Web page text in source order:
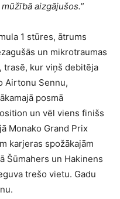
aizgājušos.”
1 stūres, ātrums
un mikrotraumas
trasē, kur viņš debitēja
Airtonu Sennu,
posmā
un vēl viens finišs
Monako Grand Prix
karjeras spožākajām
Šūmahers un Hakinens
trešo vietu. Gadu